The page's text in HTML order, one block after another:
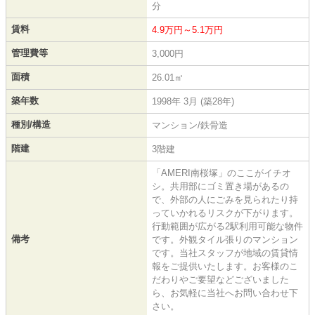
分
賃料 4.9万円～5.1万円
管理費等 3,000円
面積 26.01㎡
築年数 1998年 3月 (築28年)
種別/構造 マンション/鉄骨造
階建 3階建
備考
「AMERI南桜塚」のここがイチオ
シ。共用部にゴミ置き場があるの
で、外部の人にごみを見られたり持
っていかれるリスクが下がります。
行動範囲が広がる2駅利用可能な物件
です。外観タイル張りのマンション
です。当社スタッフが地域の賃貸情
報をご提供いたします。お客様のこ
だわりやご要望などございました
ら、お気軽に当社へお問い合わせ下
さい。